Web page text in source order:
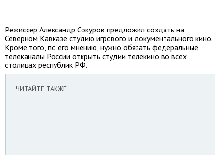
Режиссер Александр Сокуров предложил создать на
Северном Кавказе студию игрового и документального кино.
Кроме того, по его мнению, нужно обязать федеральные
телеканалы России открыть студии телекино во всех
столицах республик РФ.
ЧИТАЙТЕ ТАКЖЕ